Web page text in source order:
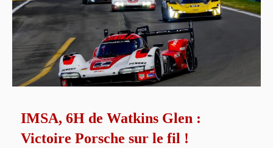
IMSA, 6H de Watkins Glen :
Victoire Porsche sur le fil !